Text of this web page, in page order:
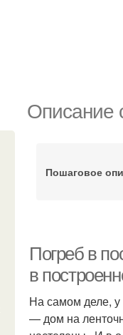
Описание
Пошаговое
Погреб в
в
На самом деле, у
— дом на